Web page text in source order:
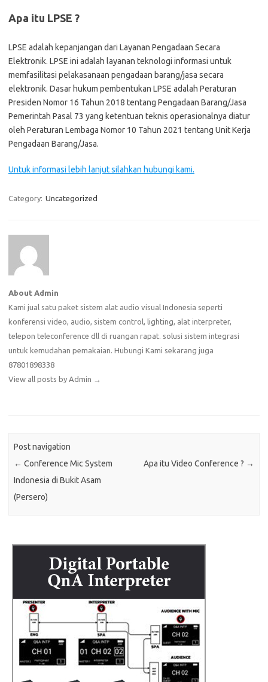
Apa itu LPSE ?
LPSE adalah kepanjangan dari Layanan Pengadaan Secara
Elektronik. LPSE ini adalah layanan teknologi informasi untuk
memfasilitasi pelakasanaan pengadaan barang/jasa secara
elektronik. Dasar hukum pembentukan LPSE adalah Peraturan
Presiden Nomor 16 Tahun 2018 tentang Pengadaan Barang/Jasa
Pemerintah Pasal 73 yang ketentuan teknis operasionalnya diatur
oleh Peraturan Lembaga Nomor 10 Tahun 2021 tentang Unit Kerja
Pengadaan Barang/Jasa.
Untuk informasi lebih lanjut silahkan hubungi kami.
Category: Uncategorized
About Admin
Kami jual satu paket sistem alat audio visual Indonesia seperti
konferensi video, audio, sistem control, lighting, alat interpreter,
telepon teleconference dll di ruangan rapat. solusi sistem integrasi
untuk kemudahan pemakaian. Hubungi Kami sekarang juga
87801898338
View all posts by Admin →
Post navigation
← Conference Mic System
Indonesia di Bukit Asam
(Persero)
Apa itu Video Conference ? →